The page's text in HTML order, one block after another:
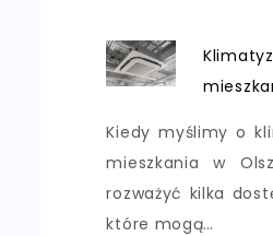
Kiedy myślimy o
mieszkania w
rozważyć kilka
które mogą…